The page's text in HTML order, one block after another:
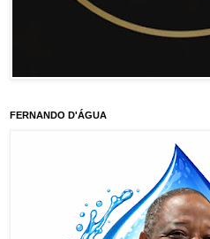
FERNANDO D'ÁGUA